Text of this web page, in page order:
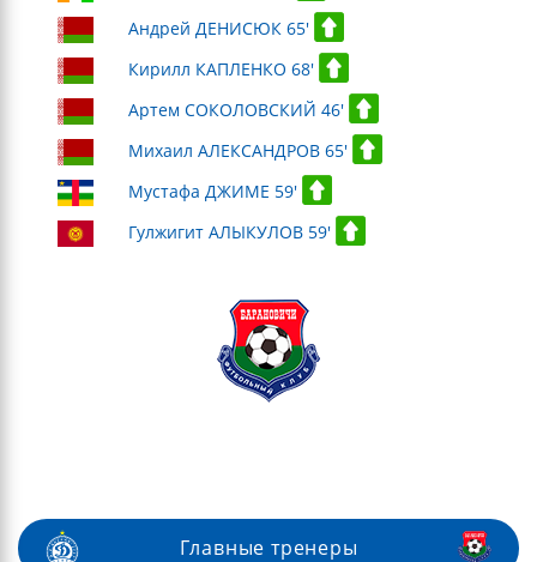
Андрей ДЕНИСЮК 65'
Кирилл КАПЛЕНКО 68'
Артем СОКОЛОВСКИЙ 46'
Михаил АЛЕКСАНДРОВ 65'
Мустафа ДЖИМЕ 59'
Гулжигит АЛЫКУЛОВ 59'
Главные тренеры